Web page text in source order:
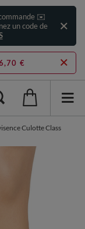
✉️
un code de
€
Culotte Classique